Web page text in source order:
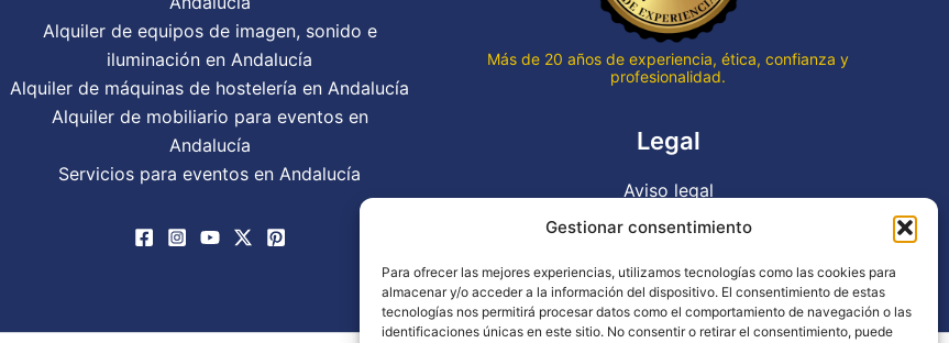
Gestionar consentimiento
Para ofrecer las mejores experiencias, utilizamos tecnologías como las cookies para
almacenar y/o acceder a la información del dispositivo. El consentimiento de estas
tecnologías nos permitirá procesar datos como el comportamiento de navegación o las
identificaciones únicas en este sitio. No consentir o retirar el consentimiento, puede
Alquiler de equipos de imagen, sonido e
iluminación en Andalucía
Alquiler de máquinas de hostelería en Andalucía
Alquiler de mobiliario para eventos en
Andalucía
Servicios para eventos en Andalucía
Más de 20 años de experiencia, ética, confianza y
profesionalidad.
Legal
Aviso legal
Política de privacidad
Política de cookies (UE)